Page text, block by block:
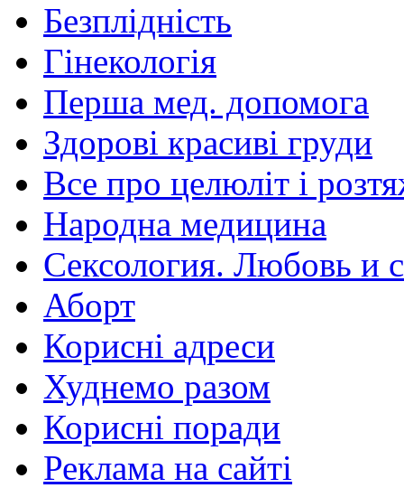
Безплідність
Гінекологія
Перша мед. допомога
Здорові красиві груди
Все про целюліт і
Народна медицина
Сексология. Любовь и
Аборт
Корисні адреси
Худнемо разом
Корисні поради
Реклама на сайті